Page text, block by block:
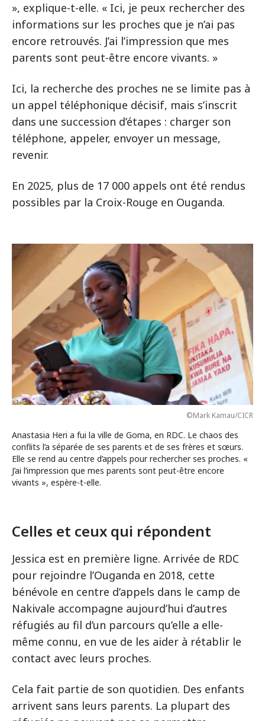
», explique-t-elle. « Ici, je peux rechercher des
informations sur les proches que je n’ai pas
encore retrouvés. J’ai l’impression que mes
parents sont peut-être encore vivants. »
Ici, la recherche des proches ne se limite pas à
un appel téléphonique décisif, mais s’inscrit
dans une succession d’étapes : charger son
téléphone, appeler, envoyer un message,
revenir.
En 2025, plus de 17 000 appels ont été rendus
possibles par la Croix-Rouge en Ouganda.
©Mark Kamau/CICR
Anastasia Heri a fui la ville de Goma, en RDC. Le chaos des
conflits l’a séparée de ses parents et de ses frères et sœurs.
Elle se rend au centre d’appels pour rechercher ses proches. «
J’ai l’impression que mes parents sont peut-être encore
vivants », espère-t-elle.
Celles et ceux qui répondent
Jessica est en première ligne. Arrivée de RDC
pour rejoindre l’Ouganda en 2018, cette
bénévole en centre d’appels dans le camp de
Nakivale accompagne aujourd’hui d’autres
réfugiés au fil d’un parcours qu’elle a elle-
même connu, en vue de les aider à rétablir le
contact avec leurs proches.
Cela fait partie de son quotidien. Des enfants
arrivent sans leurs parents. La plupart des